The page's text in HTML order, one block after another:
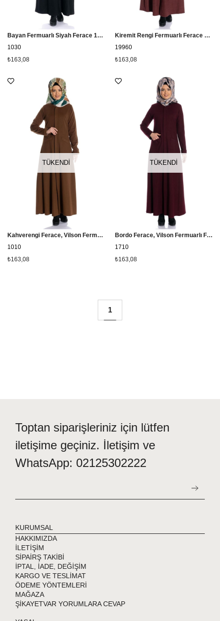
Bayan Fermuarlı Siyah Ferace 1030
1030
₺163,08
Kiremit Rengi Fermuarlı Ferace 19960
19960
₺163,08
TÜKENDI
Kahverengi Ferace, Vilson Fermuarlı Ferace 1010
1010
₺163,08
TÜKENDI
Bordo Ferace, Vilson Fermuarlı Ferace 1710
1710
₺163,08
1
Toptan siparişleriniz için lütfen
iletişime geçiniz. İletişim ve
WhatsApp: 02125302222
KURUMSAL
HAKKIMIZDA
İLETİŞİM
SİPAİRŞ TAKİBİ
İPTAL, İADE, DEĞİŞİM
KARGO VE TESLİMAT
ÖDEME YÖNTEMLERİ
MAĞAZA
ŞİKAYETVAR YORUMLARA CEVAP